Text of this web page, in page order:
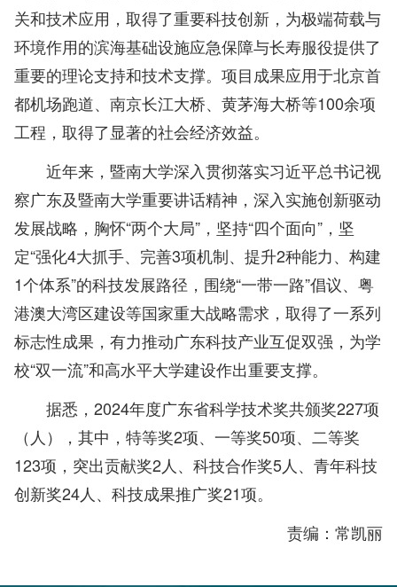
关和技术应用，取得了重要科技创新，为极端荷载与
环境作用的滨海基础设施应急保障与长寿服役提供了
重要的理论支持和技术支撑。项目成果应用于北京首
都机场跑道、南京长江大桥、黄茅海大桥等100余项
工程，取得了显著的社会经济效益。
近年来，暨南大学深入贯彻落实习近平总书记视
察广东及暨南大学重要讲话精神，深入实施创新驱动
发展战略，胸怀“两个大局”，坚持“四个面向”，坚
定“强化4大抓手、完善3项机制、提升2种能力、构建
1个体系”的科技发展路径，围绕“一带一路”倡议、粤
港澳大湾区建设等国家重大战略需求，取得了一系列
标志性成果，有力推动广东科技产业互促双强，为学
校“双一流”和高水平大学建设作出重要支撑。
据悉，2024年度广东省科学技术奖共颁奖227项
（人），其中，特等奖2项、一等奖50项、二等奖
123项，突出贡献奖2人、科技合作奖5人、青年科技
创新奖24人、科技成果推广奖21项。
责编：常凯丽